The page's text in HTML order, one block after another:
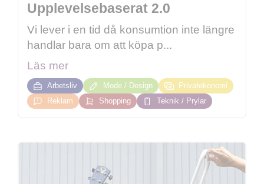
Upplevelsebaserat 2.0
Vi lever i en tid då konsumtion inte längre
handlar bara om att köpa p...
Läs mer
Arbetsliv Mode / Design
Privatekonomi
Reklam
Shopping Teknik / Prylar